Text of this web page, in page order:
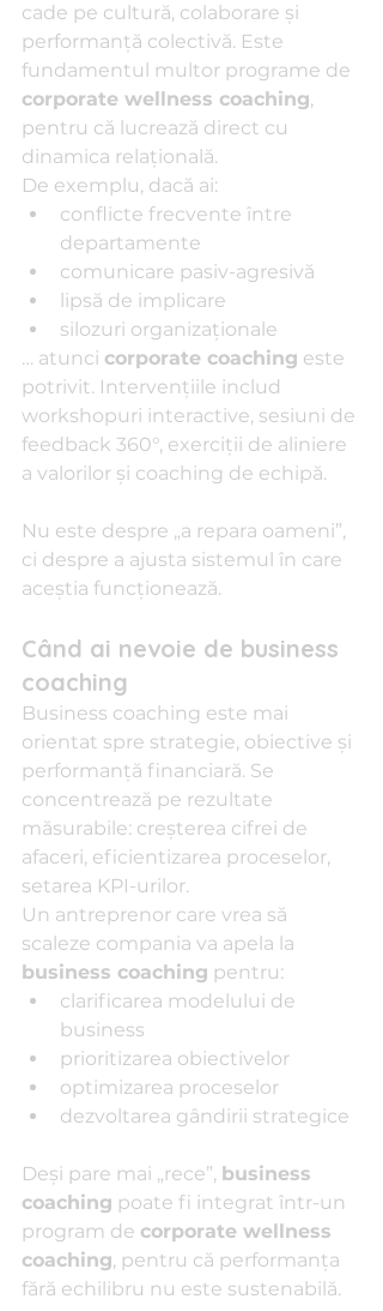
cade pe cultură, colaborare și
performanță colectivă. Este
fundamentul multor programe de
corporate wellness coaching,
pentru că lucrează direct cu
dinamica relațională.
De exemplu, dacă ai:
conflicte frecvente între
departamente
comunicare pasiv-agresivă
lipsă de implicare
silozuri organizaționale
… atunci corporate coaching este
potrivit. Intervențiile includ
workshopuri interactive, sesiuni de
feedback 360°, exerciții de aliniere
a valorilor și coaching de echipă.
Nu este despre „a repara oameni”,
ci despre a ajusta sistemul în care
aceștia funcționează.
Când ai nevoie de business
coaching
Business coaching este mai
orientat spre strategie, obiective și
performanță financiară. Se
concentrează pe rezultate
măsurabile: creșterea cifrei de
afaceri, eficientizarea proceselor,
setarea KPI-urilor.
Un antreprenor care vrea să
scaleze compania va apela la
business coaching pentru:
clarificarea modelului de
business
prioritizarea obiectivelor
optimizarea proceselor
dezvoltarea gândirii strategice
Deși pare mai „rece”, business
coaching poate fi integrat într-un
program de corporate wellness
coaching, pentru că performanța
fără echilibru nu este sustenabilă.